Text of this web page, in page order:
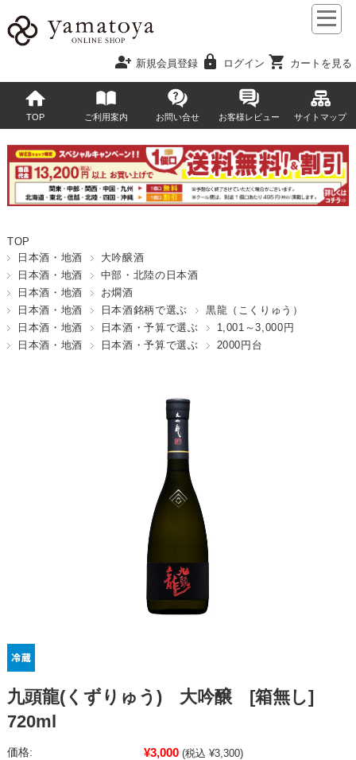
person_add 新規会員登録 lock ログイン shopping_cart カートを見る
TOP ご利用案内 お問い合せ お客様レビュー サイトマップ
TOP
日本酒・地酒
大吟醸酒
日本酒・地酒
中部・北陸の日本酒
日本酒・地酒
お燗酒
日本酒・地酒
日本酒銘柄で選ぶ
黒龍（こくりゅう）
日本酒・地酒
日本酒・予算で選ぶ
1,001～3,000円
日本酒・地酒
日本酒・予算で選ぶ 2000円台
九頭龍(くずりゅう) 大吟醸 [箱無し]
720ml
価格: ¥3,000 (税込 ¥3,300)